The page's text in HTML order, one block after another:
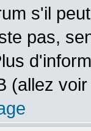
s'il
pas,
(allez